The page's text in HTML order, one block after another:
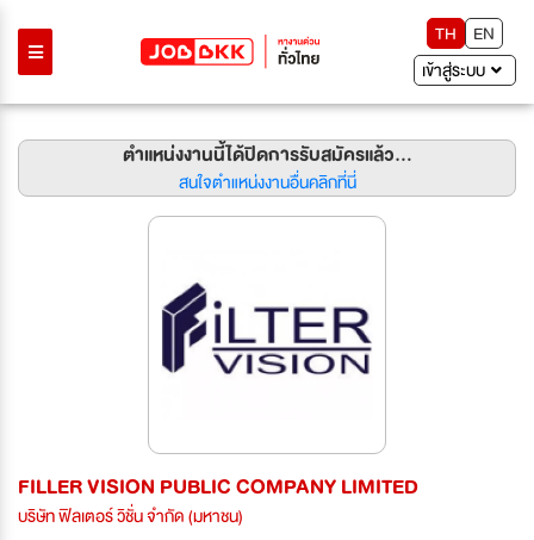
TH
EN
เข้าสู่ระบบ
ตำแหน่งงานนี้ได้ปิดการรับสมัครแล้ว...
สนใจตำแหน่งงานอื่นคลิกที่นี่
FILLER VISION PUBLIC COMPANY LIMITED
บริษัท ฟิลเตอร์ วิชั่น จำกัด (มหาชน)